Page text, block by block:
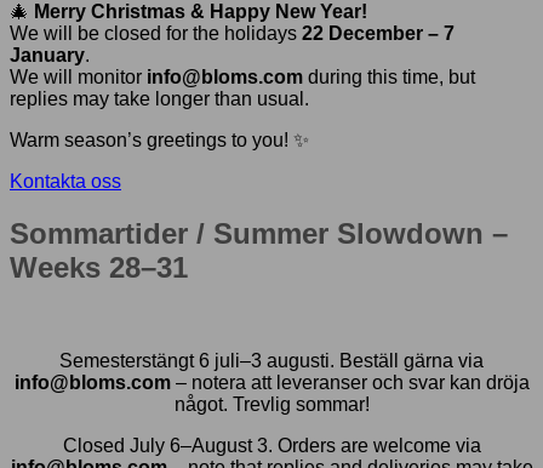
🎄 Merry Christmas & Happy New Year!
We will be closed for the holidays 22 December – 7
January.
We will monitor info@bloms.com during this time, but
replies may take longer than usual.
Warm season’s greetings to you! ✨
Kontakta oss
Sommartider / Summer Slowdown –
Weeks 28–31
Semesterstängt 6 juli–3 augusti. Beställ gärna via
info@bloms.com– notera att leveranser och svar kan dröja
något. Trevlig sommar!
Closed July 6–August 3. Orders are welcome via